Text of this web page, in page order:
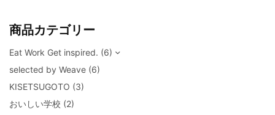
商品カテゴリー
Eat Work Get inspired. (6)
selected by Weave (6)
KISETSUGOTO (3)
おいしい学校 (2)